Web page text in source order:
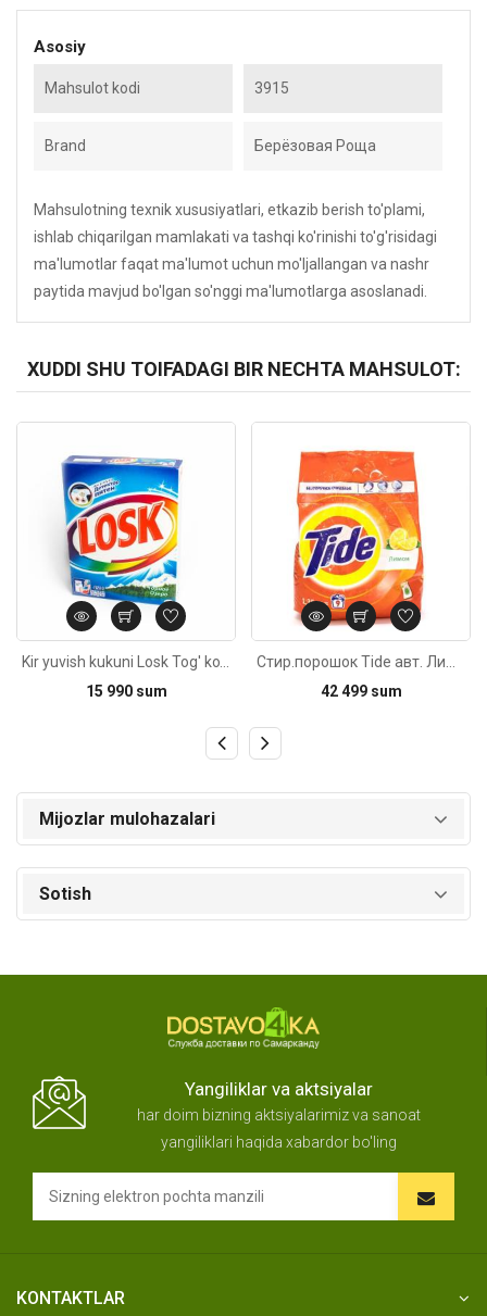
Asosiy
Mahsulot kodi 3915
Brand Берёзовая Роща
Mahsulotning texnik xususiyatlari, etkazib berish to'plami,
ishlab chiqarilgan mamlakati va tashqi ko'rinishi to'g'risidagi
ma'lumotlar faqat ma'lumot uchun mo'ljallangan va nashr
paytida mavjud bo'lgan so'nggi ma'lumotlarga asoslanadi.
XUDDI SHU TOIFADAGI BIR NECHTA MAHSULOT:
15 990 sum
42 499 sum
Mijozlar mulohazalari
Sotish
Yangiliklar va aktsiyalar
har doim bizning aktsiyalarimiz va sanoat
yangiliklari haqida xabardor bo'ling
KONTAKTLAR